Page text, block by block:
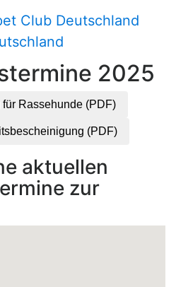
2025
Rassehunde (PDF)
(PDF)
aktuellen
zur